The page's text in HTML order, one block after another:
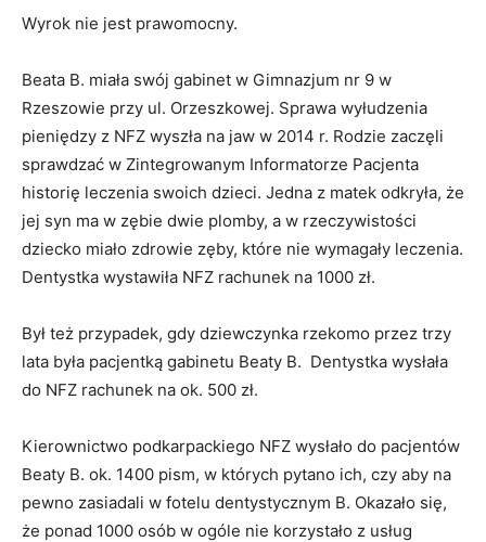
Wyrok nie jest prawomocny.
Beata B. miała swój gabinet w Gimnazjum nr 9 w
Rzeszowie przy ul. Orzeszkowej. Sprawa wyłudzenia
pieniędzy z NFZ wyszła na jaw w 2014 r. Rodzie zaczęli
sprawdzać w Zintegrowanym Informatorze Pacjenta
historię leczenia swoich dzieci. Jedna z matek odkryła, że
jej syn ma w zębie dwie plomby, a w rzeczywistości
dziecko miało zdrowie zęby, które nie wymagały leczenia.
Dentystka wystawiła NFZ rachunek na 1000 zł.
Był też przypadek, gdy dziewczynka rzekomo przez trzy
lata była pacjentką gabinetu Beaty B. Dentystka wysłała
do NFZ rachunek na ok. 500 zł.
Kierownictwo podkarpackiego NFZ wysłało do pacjentów
Beaty B. ok. 1400 pism, w których pytano ich, czy aby na
pewno zasiadali w fotelu dentystycznym B. Okazało się,
że ponad 1000 osób w ogóle nie korzystało z usług